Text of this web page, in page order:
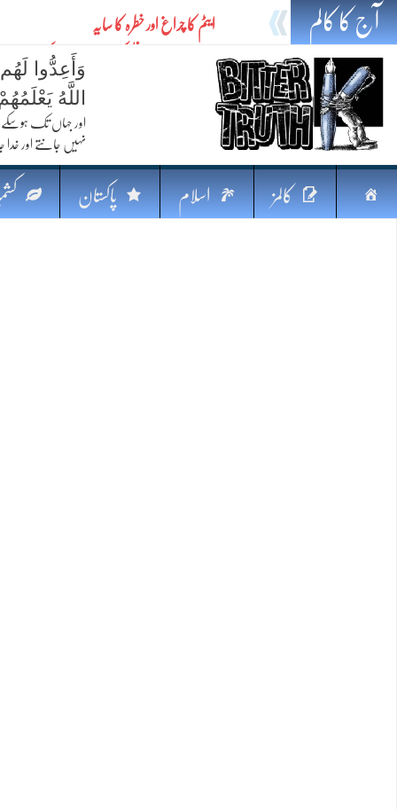
آج کا کالم ایٹم کا چراغ اور خطرہ کا سایہ
تیل،تلواراورتدبر:خلیج کی بدلتی بساط پرپاکستان
ایٹم کا نیا افق: طاقت، سیاست اور مشرقِ وسطیٰ
فکرِ اقبال اورامنِ عالم میں پاکستان کاکردار
جہاں ایک لہر دنیا بدل سکتی ہے
پردہ وبیانیہ
وَأَعِدُّوا
اللَّهُ
اور جہاں تک
نہیں جانتے اور خدا
صفحہ کالمز اسلام پاکستان